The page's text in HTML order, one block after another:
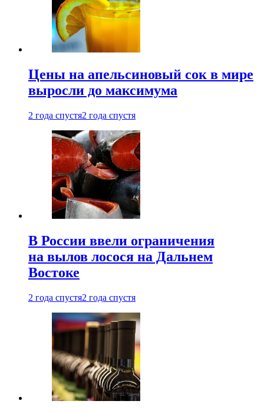
Цены на апельсиновый сок в мире
выросли до максимума
2 года спустя2 года спустя
В России ввели ограничения
на вылов лосося на Дальнем
Востоке
2 года спустя2 года спустя